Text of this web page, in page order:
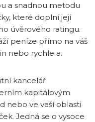
a snadnou metodu
které doplní její
úvěrového ratingu.
peníze přímo na váš
nebo rychle a.
kancelář
kapitálovým
nebo ve vaší oblasti
Jedná se o vysoce